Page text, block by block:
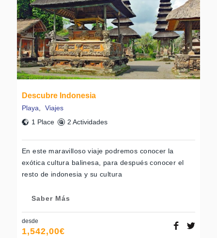
Descubre Indonesia
Playa
Viajes
1 Place
2 Actividades
En este maravilloso viaje podremos conocer la
exótica cultura balinesa, para después conocer el
resto de indonesia y su cultura
Saber Más
desde
1,542,00€